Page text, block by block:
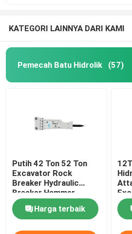
KATEGORI LAINNYA DARI KAMI
Pemecah Batu Hidrolik (57)
Putih 42 Ton 52 Ton
Excavator Rock
Breaker Hydraulic
Breaker Hammer
Harga terbaik